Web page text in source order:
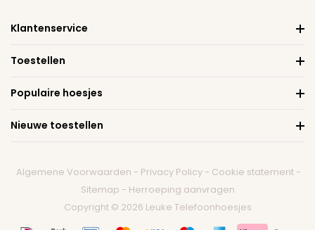
Klantenservice
Toestellen
Populaire hoesjes
Nieuwe toestellen
Algemene Voorwaarden - Privacy Policy - Cookie statement -
Sitemap - Herroeping aanvragen
Copyright © 2026 Leuke Telefoonhoesjes